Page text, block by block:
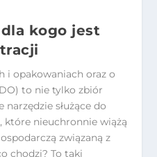
kogo jest
i opakowaniach oraz o
to nie tylko zbiór
służące do
które nieuchronnie wiążą
związaną z
chodzi? To taki